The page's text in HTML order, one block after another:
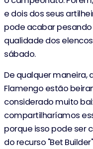
e dois dos seus
pode acabar
qualidade dos
sábado.
De qualquer maneira,
Flamengo estão
considerado muito
compartilharíamos
porque isso pode ser
do recurso "Bet